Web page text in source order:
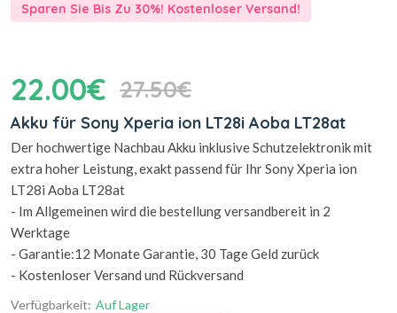
Sparen Sie Bis Zu 30%! Kostenloser Versand!
22.00€ 27.50€
Akku für Sony Xperia ion LT28i Aoba LT28at
Der hochwertige Nachbau Akku inklusive Schutzelektronik mit
extra hoher Leistung, exakt passend für Ihr Sony Xperia ion
LT28i Aoba LT28at
- Im Allgemeinen wird die bestellung versandbereit in 2
Werktage
- Garantie:12 Monate Garantie, 30 Tage Geld zurück
- Kostenloser Versand und Rückversand
Verfügbarkeit: Auf Lager